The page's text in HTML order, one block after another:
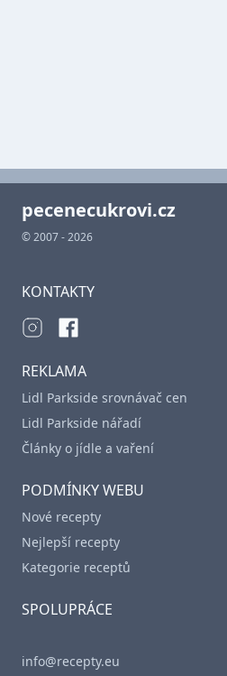
pecenecukrovi.cz
© 2007 - 2026
KONTAKTY
REKLAMA
Lidl Parkside srovnávač cen
Lidl Parkside nářadí
Články o jídle a vaření
PODMÍNKY WEBU
Nové recepty
Nejlepší recepty
Kategorie receptů
SPOLUPRÁCE
info@recepty.eu